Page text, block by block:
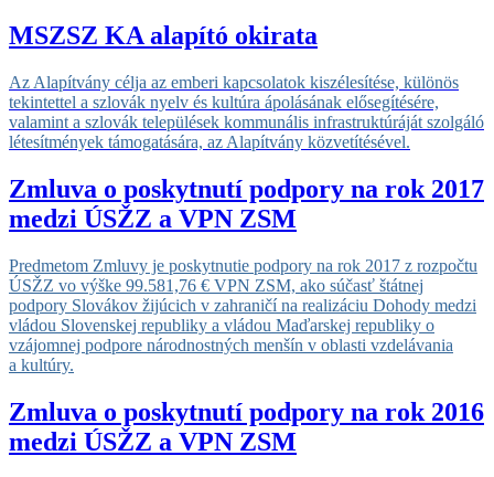
MSZSZ KA alapító okirata
Az Alapítvány célja az emberi kapcsolatok kiszélesítése, különös
tekintettel a szlovák nyelv és kultúra ápolásának elősegítésére,
valamint a szlovák települések kommunális infrastruktúráját szolgáló
létesítmények támogatására, az Alapítvány közvetítésével.
Zmluva o poskytnutí podpory na rok 2017
medzi ÚSŽZ a VPN ZSM
Predmetom Zmluvy je poskytnutie podpory na rok 2017 z rozpočtu
ÚSŽZ vo výške 99.581,76 € VPN ZSM, ako súčasť štátnej
podpory Slovákov žijúcich v zahraničí na realizáciu Dohody medzi
vládou Slovenskej republiky a vládou Maďarskej republiky o
vzájomnej podpore národnostných menšín v oblasti vzdelávania
a kultúry.
Zmluva o poskytnutí podpory na rok 2016
medzi ÚSŽZ a VPN ZSM